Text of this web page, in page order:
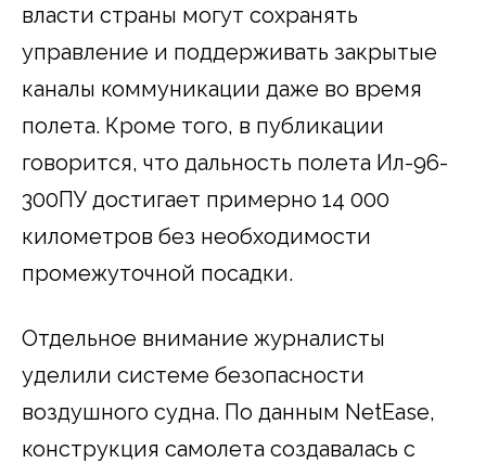
власти страны могут сохранять
управление и поддерживать закрытые
каналы коммуникации даже во время
полета. Кроме того, в публикации
говорится, что дальность полета Ил-96-
300ПУ достигает примерно 14 000
километров без необходимости
промежуточной посадки.
Отдельное внимание журналисты
уделили системе безопасности
воздушного судна. По данным NetEase,
конструкция самолета создавалась с